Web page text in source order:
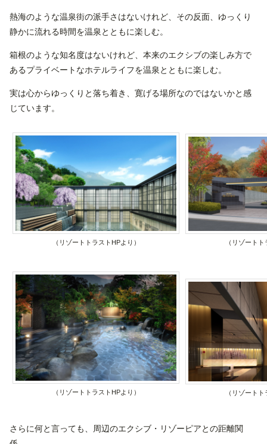
熱海のような温泉街の派手さはないけれど、その反面、ゆっくり
静かに流れる時間を温泉とともに楽しむ。
箱根のような知名度はないけれど、本来のエクシブの楽しみ方で
あるプライベートなホテルライフを温泉とともに楽しむ。
実は心からゆっくりと落ち着き、寛げる場所なのではないかと感
じています。
（リゾートトラストHPより） （リゾート
（リゾートトラストHPより） （リゾート
さらに何と言っても、周辺のエクシブ・リゾーピアとの距離関